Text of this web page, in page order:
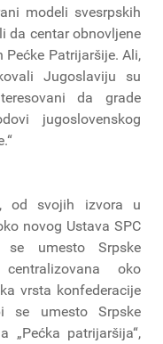
modeli svesrpskih
da centar obnovljene
Pećke Patrijaršije. Ali,
Jugoslaviju su
da grade
jugoslovenskog
od svojih izvora u
novog Ustava SPC
umesto Srpske
oko
vrsta konfederacije
se umesto Srpske
„Pećka patrijaršija“,